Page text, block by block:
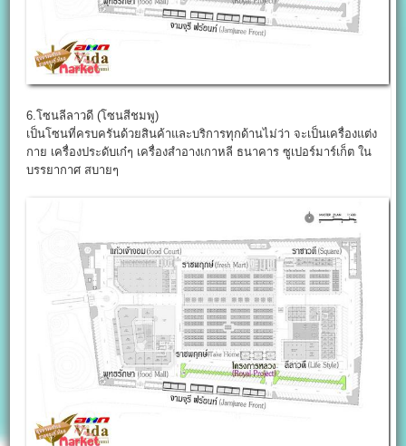
6.โซนลีลาวดี (โซนสีชมพู)
เป็นโซนที่ครบครันด้วยสินค้าและบริการทุกด้านไม่ว่า จะเป็นเครื่องแต่ง
กาย เครื่องประดับเก๋ๆ เครื่องสำอางเกาหลี ธนาคาร ซูเปอร์มาร์เก็ต ใน
บรรยากาศ สบายๆ